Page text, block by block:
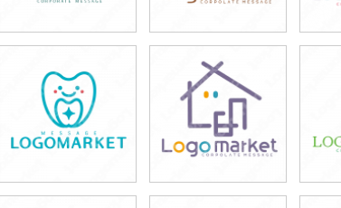
39,800円
(税込43,780円)
39,800円
(税込43,780円)